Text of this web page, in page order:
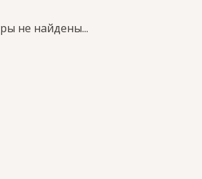
не найдены...